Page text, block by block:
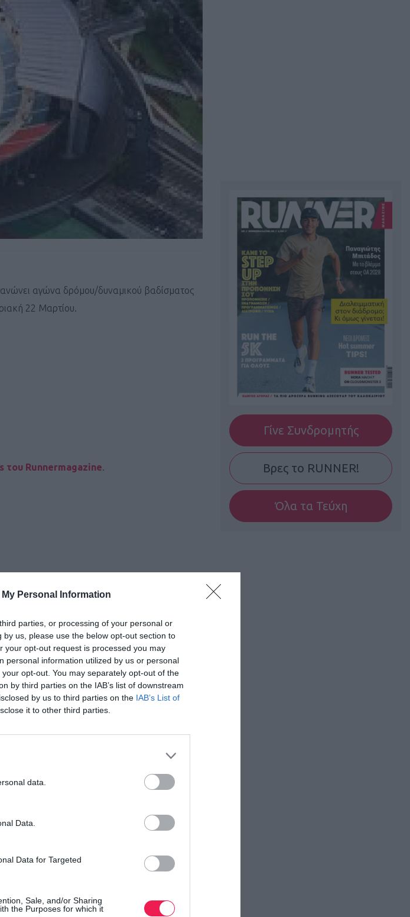
Personal Information
parties, or processing of your personal or
us, please use the below opt-out section to
your opt-out request is processed you may
personal information utilized by us or personal
opt-out. You may separately opt-out of the
by third parties on the IAB’s list of downstream
by us to third parties on the IAB’s List of
it to other third parties.
data.
Data.
Data for Targeted
Sale, and/or Sharing
the Purposes for which it
αγώνα δρόμου/δυναμικού βαδίσματος
22 Μαρτίου.
του Runnermagazine.
Γίνε Συνδρομητής
Βρες το RUNNER!
Όλα τα Τεύχη